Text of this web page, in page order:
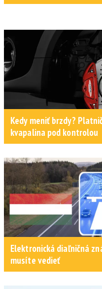
Kedy meniť brzdy?
kvapalina pod kontrolou
Elektronická diaľničná
musíte vedieť